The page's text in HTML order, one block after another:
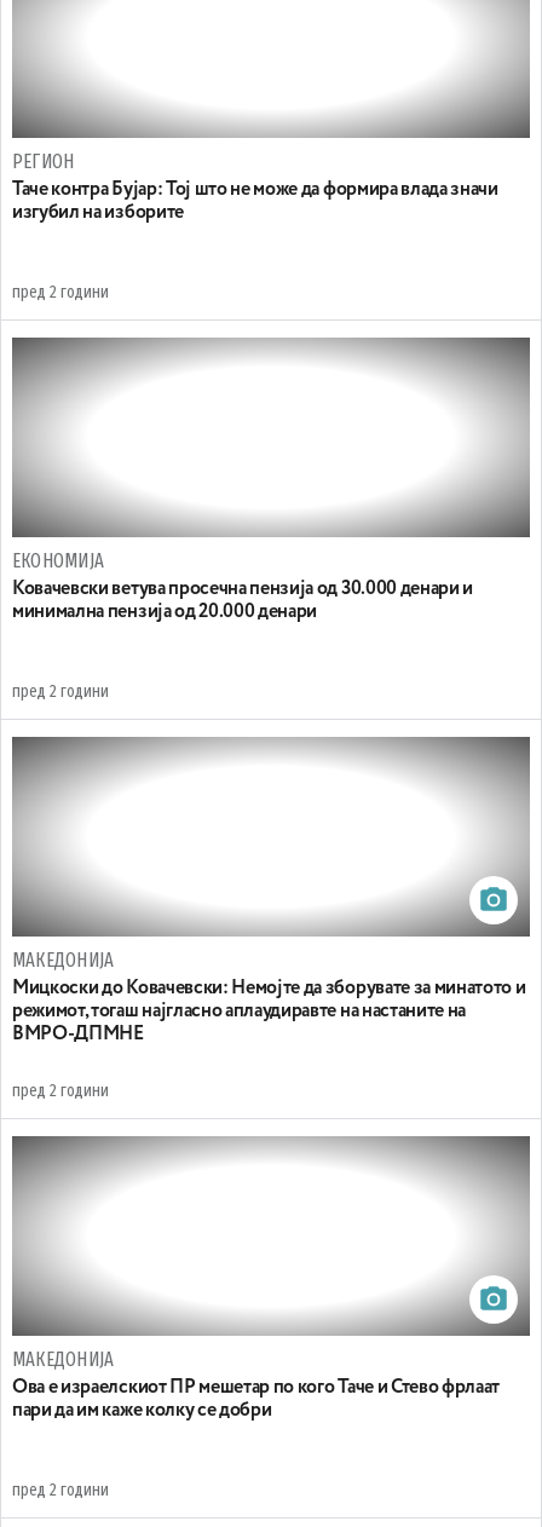
РЕГИОН
Таче контра Бујар: Тој што не може да формира влада значи
изгубил на изборите
пред 2 години
ЕКОНОМИЈА
Ковачевски ветува просечна пензија од 30.000 денари и
минимална пензија од 20.000 денари
пред 2 години
МАКЕДОНИЈА
Мицкоски до Ковачевски: Немојте да зборувате за минатото и
режимот, тогаш најгласно аплаудиравте на настаните на
ВМРО-ДПМНЕ
пред 2 години
МАКЕДОНИЈА
Ова е израелскиот ПР мешетар по кого Таче и Стево фрлаат
пари да им каже колку се добри
пред 2 години